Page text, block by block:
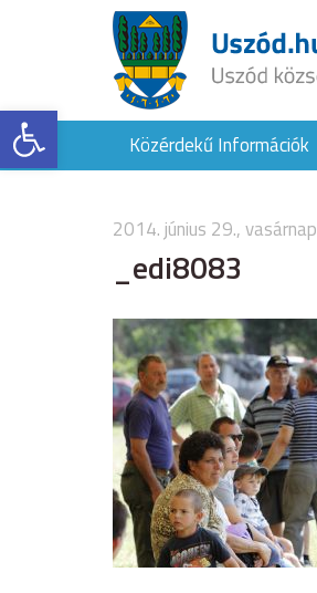
Eszköztár megnyitásaKözérdekű Információk
2014. június 29., vasárnap
_edi8083